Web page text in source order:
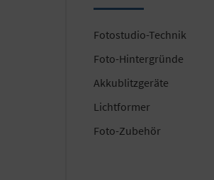
Fotostudio-Technik
Foto-Hintergründe
Akkublitzgeräte
Lichtformer
Foto-Zubehör